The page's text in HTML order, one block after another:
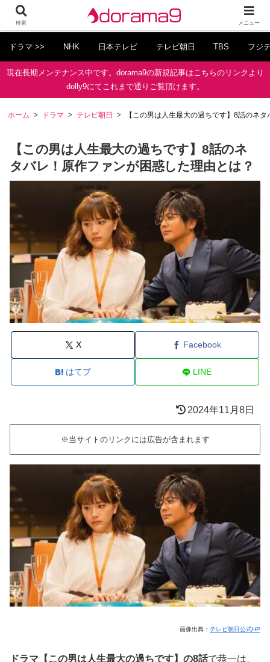
ドラマ >> NHK 日本テレビ テレビ朝日 TBS フジ
現在長期メンテナンス中です。dorama9の新規記事はこちらのリンクより
dolly9にてこれまで通りご覧頂けます。
ホーム ドラマ テレビ朝日 【この男は人生最大の過ちです】8話のネ
【この男は人生最大の過ちです】8話のネ
タバレ！原作ファンが困惑した理由とは？
X Facebook
はてブ LINE
2024年11月8日
※当サイトのリンクには広告が含まれます
画像出典： テレビ朝日公式HP
ドラマ【この男は人生最大の過ちです】の8話で恭一は、
検索 メニュー